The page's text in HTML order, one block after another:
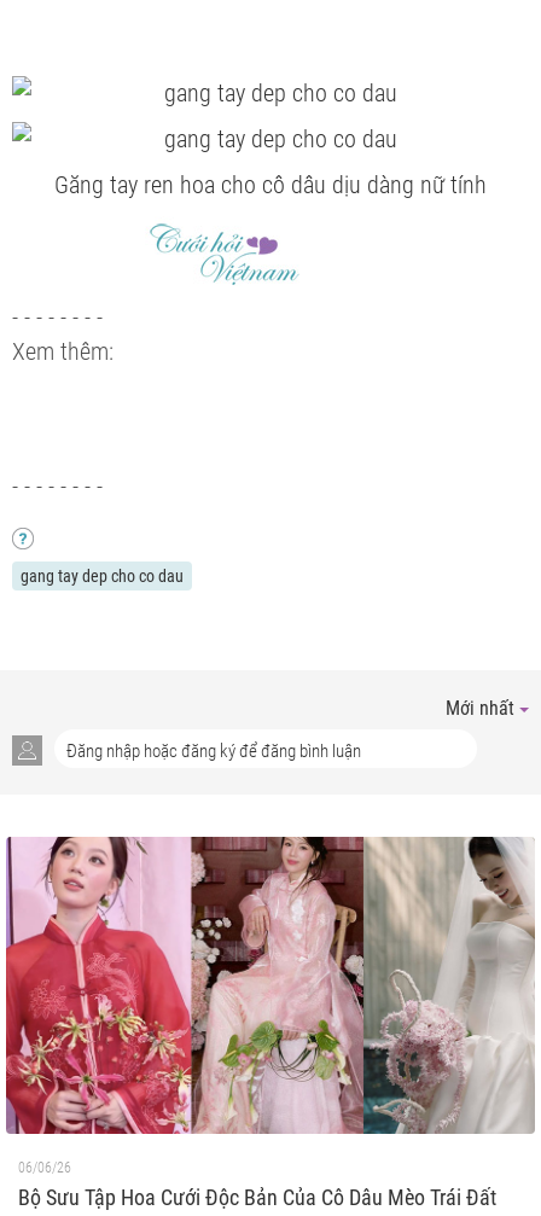
Găng tay ren hoa cho cô dâu dịu dàng nữ tính
- - - - - - - -
Xem thêm:
- - - - - - - -
gang tay dep cho co dau
Mới nhất
06/06/26
Bộ Sưu Tập Hoa Cưới Độc Bản Của Cô Dâu Mèo Trái Đất